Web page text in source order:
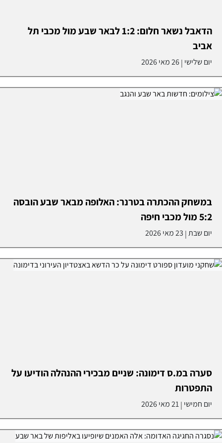
הדאבל נשאר חלום: 1:2 לבאר שבע מול מכבי תל
אביב
יום שלישי |26 מאי 2026
במשחק ההכתרה בטרנר: האלופה מבאר שבע הובסה
5:2 מול מכבי חיפה
יום שבת| 23 מאי 2026
סערה במ.ס דימונה: שניים מבכירי ההנהלה הודיעו על
התפטרות
יום חמישי |21 מאי 2026